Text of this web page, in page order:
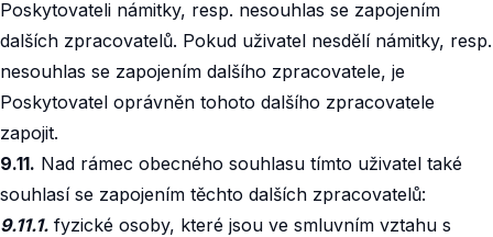
Poskytovateli námitky, resp. nesouhlas se zapojením
dalších zpracovatelů. Pokud uživatel nesdělí námitky, resp.
nesouhlas se zapojením dalšího zpracovatele, je
Poskytovatel oprávněn tohoto dalšího zpracovatele
zapojit.
9.11. Nad rámec obecného souhlasu tímto uživatel také
souhlasí se zapojením těchto dalších zpracovatelů:
9.11.1. fyzické osoby, které jsou ve smluvním vztahu s